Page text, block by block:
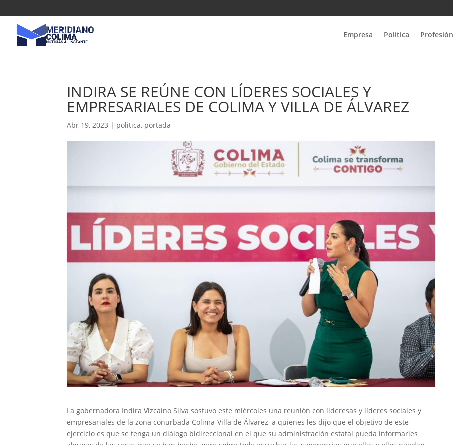
Empresa Política Profesión
INDIRA SE REÚNE CON LÍDERES SOCIALES Y
EMPRESARIALES DE COLIMA Y VILLA DE ÁLVAREZ
Abr 19, 2023 | politica, portada
La gobernadora Indira Vizcaíno Silva sostuvo este miércoles una reunión con lideresas y líderes sociales y
empresariales de la zona conurbada Colima-Villa de Álvarez, a quienes les dijo que el objetivo de este
ejercicio es que se tenga un diálogo bidireccional en el que su administración estatal pueda informarles